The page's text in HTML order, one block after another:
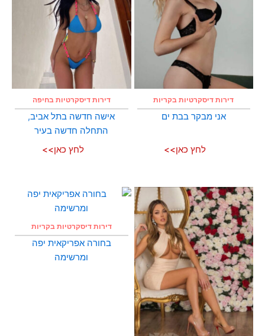
דירות דיסקרטיות בקריות
אני מבקר בבת ים
לחץ כאן>>
דירות דיסקרטיות בחיפה
אישה חדשה בתל אביב,
התחלה חדשה בעיר
לחץ כאן>>
דירות דיסקרטיות בקריות
בחורה אפריקאית יפה
ומרשימה